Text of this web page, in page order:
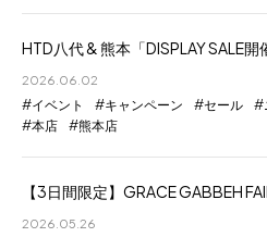
HTD八代 & 熊本「DISPLAY SALE
2026.06.02
イベント キャンペーン セール
本店
熊本店
【3日間限定】GRACE GABBEH
2026.05.26